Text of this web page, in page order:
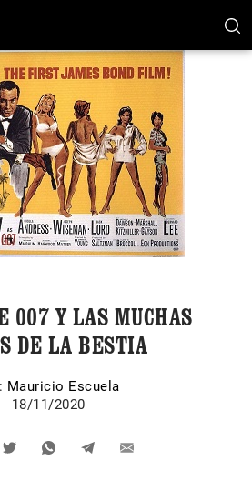
007 Y LAS MUCHAS
DE LA BESTIA
Mauricio Escuela
18/11/2020